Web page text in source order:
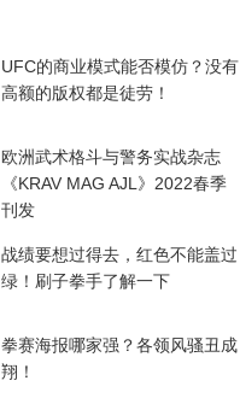
UFC的商业模式能否模仿？没有
高额的版权都是徒劳！
欧洲武术格斗与警务实战杂志
《KRAV MAG AJL》2022春季
刊发
战绩要想过得去，红色不能盖过
绿！刷子拳手了解一下
拳赛海报哪家强？各领风骚丑成
翔！